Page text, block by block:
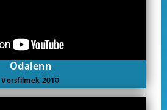
Odalenn
Versfilmek 2010